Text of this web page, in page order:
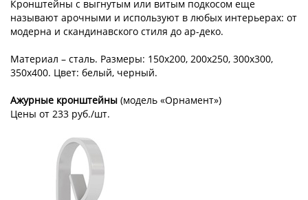
Кронштейны с выгнутым или витым подкосом еще
называют арочными и используют в любых интерьерах: от
модерна и скандинавского стиля до ар-деко.
Материал – сталь. Размеры: 150x200, 200x250, 300x300,
350x400. Цвет: белый, черный.
Ажурные кронштейны (модель «Орнамент»)
Цены от 233 руб./шт.